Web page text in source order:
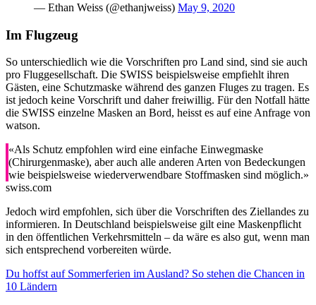
— Ethan Weiss (@ethanjweiss) May 9, 2020
Im Flugzeug
So unterschiedlich wie die Vorschriften pro Land sind, sind sie auch
pro Fluggesellschaft. Die SWISS beispielsweise empfiehlt ihren
Gästen, eine Schutzmaske während des ganzen Fluges zu tragen. Es
ist jedoch keine Vorschrift und daher freiwillig. Für den Notfall hätte
die SWISS einzelne Masken an Bord, heisst es auf eine Anfrage von
watson.
«Als Schutz empfohlen wird eine einfache Einwegmaske
(Chirurgenmaske), aber auch alle anderen Arten von Bedeckungen
wie beispielsweise wiederverwendbare Stoffmasken sind möglich.»
swiss.com
Jedoch wird empfohlen, sich über die Vorschriften des Ziellandes zu
informieren. In Deutschland beispielsweise gilt eine Maskenpflicht
in den öffentlichen Verkehrsmitteln – da wäre es also gut, wenn man
sich entsprechend vorbereiten würde.
Du hoffst auf Sommerferien im Ausland? So stehen die Chancen in
10 Ländern